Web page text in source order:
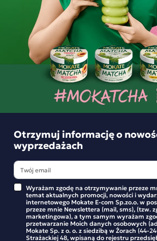
Lemoniada FREEESH Truskawka i
FREEESH to klasyczna lemoniada w
odsłonie. Dla tych, którzy szukają więcej
Postaw na trzy nietuzinkowe smaki oraz
skrywa bogactwo składników cennych
przyjemność z dbaniem o siebie w każdym
Trzy orzeźwiające smaki, które wprawią
nastrój!
Wybierz to, na co masz akurat ochotę!
Lemoniada FREEESH arbuzowo-
Podobne produkty
Lemoniada Passion Fruit Kiss 40G
Lemonade Party Mokate
Otrzymuj informację o
wyprzedażach
Wyrażam zgodę na otrzymywanie przeze
temat aktualnych promocji, nowości i
internetowego Mokate E-com Sp.zo.o. w
przeze mnie Newslettera (mail, sms), (tzw.
marketingowa), a tym samym wyrażam
przetwarzanie Moich danych osobowych
Mokate Sp. z o. o. z siedzibą w Żorach (44-
Strażackiej 48, wpisaną do rejestru